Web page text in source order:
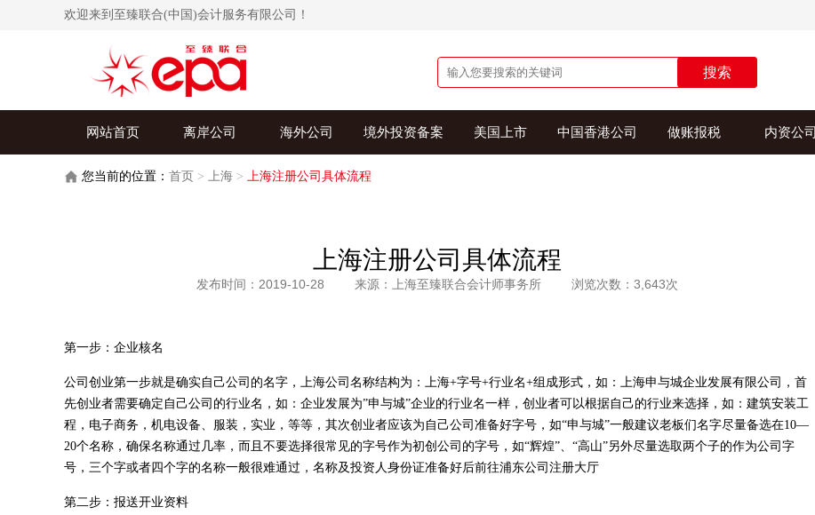
欢迎来到至臻联合(中国)会计服务有限公司！
搜索
网站首页 离岸公司 海外公司 境外投资备案 美国上市 中国香港公司 做账报税 内资公司
您当前的位置： 首页 > 上海 > 上海注册公司具体流程
上海注册公司具体流程
发布时间：2019-10-28 来源：上海至臻联合会计师事务所 浏览次数：3,643次
第一步：企业核名
公司创业第一步就是确实自己公司的名字，上海公司名称结构为：上海+字号+行业名+组成形式，如：上海申与城企业发展有限公司，首
先创业者需要确定自己公司的行业名，如：企业发展为”申与城”企业的行业名一样，创业者可以根据自己的行业来选择，如：建筑安装工
程，电子商务，机电设备、服装，实业，等等，其次创业者应该为自己公司准备好字号，如“申与城”一般建议老板们名字尽量备选在10—
20个名称，确保名称通过几率，而且不要选择很常见的字号作为初创公司的字号，如“辉煌”、“高山”另外尽量选取两个子的作为公司字
号，三个字或者四个字的名称一般很难通过，名称及投资人身份证准备好后前往浦东公司注册大厅
第二步：报送开业资料